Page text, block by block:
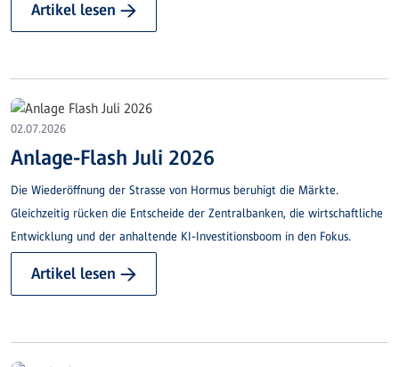
Artikel lesen →
02.07.2026
Anlage-Flash Juli 2026
Die Wiederöffnung der Strasse von Hormus beruhigt die Märkte.
Gleichzeitig rücken die Entscheide der Zentralbanken, die wirtschaftliche
Entwicklung und der anhaltende KI-Investitionsboom in den Fokus.
Artikel lesen →